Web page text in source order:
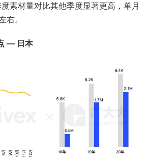
素材量对比其他季度显著更高，单月
右。
— 日本